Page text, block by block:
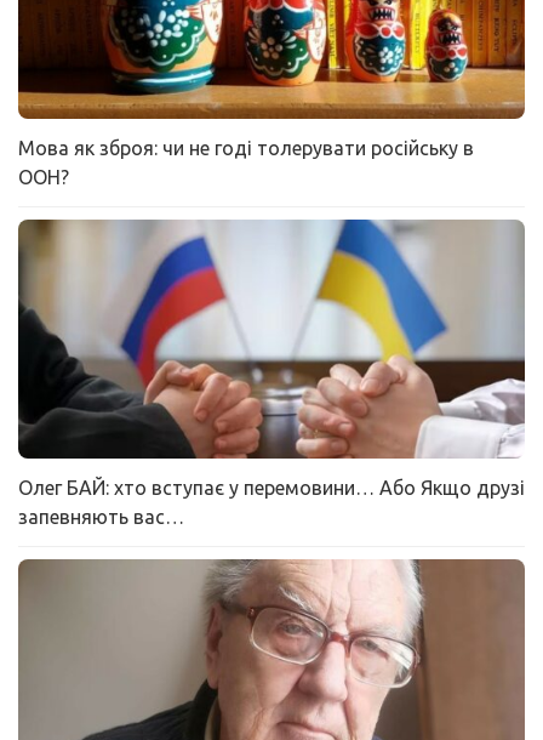
Мова як зброя: чи не годі толерувати російську в
ООН?
Олег БАЙ: хто вступає у перемовини… Або Якщо друзі
запевняють вас…